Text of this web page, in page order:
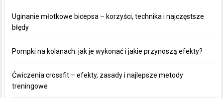
Uginanie młotkowe bicepsa – korzyści, technika i najczęstsze
błędy
Pompki na kolanach: jak je wykonać i jakie przynoszą efekty?
Ćwiczenia crossfit – efekty, zasady i najlepsze metody
treningowe